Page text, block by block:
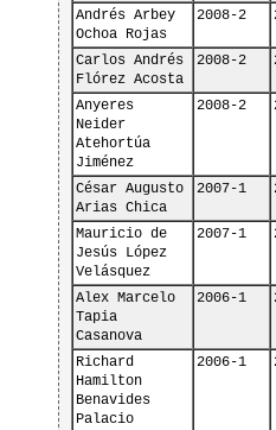
Andrés Arbey
Ochoa Rojas
2008-2
Carlos Andrés
Flórez Acosta
2008-2
Anyeres
Neider
Atehortúa
Jiménez
2008-2
César Augusto
Arias Chica
2007-1
Mauricio de
Jesús López
Velásquez
2007-1
Alex Marcelo
Tapia
Casanova
2006-1
Richard
Hamilton
Benavides
Palacio
2006-1